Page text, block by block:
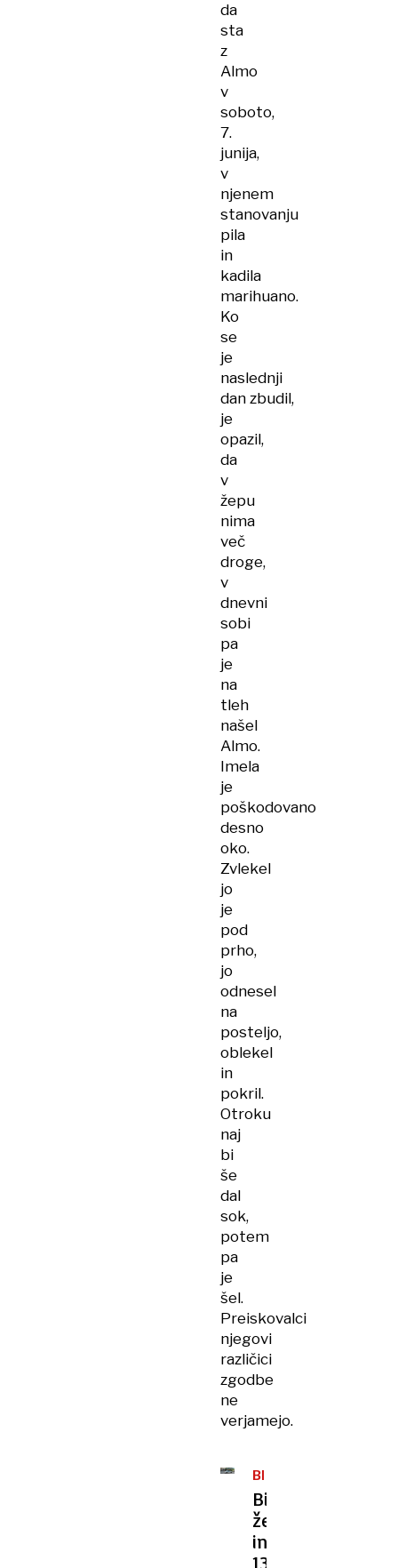
da
sta
z
Almo
v
soboto,
7.
junija,
v
njenem
stanovanju
pila
in
kadila
marihuano.
Ko
se
je
naslednji
dan zbudil,
je
opazil,
da
v
žepu
nima
več
droge,
v
dnevni
sobi
pa
je
na
tleh
našel
Almo.
Imela
je
poškodovano
desno
oko.
Zvlekel
jo
je
pod
prho,
jo
odnesel
na
posteljo,
oblekel
in
pokril.
Otroku
naj
bi
še
dal
sok,
potem
pa
je
šel.
Preiskovalci
njegovi
različici
zgodbe
ne
verjamejo.
BIH
Bivšo
ženo
in
13-